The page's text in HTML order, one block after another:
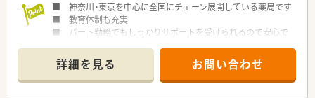
■ 神奈川・東京を中心に全国にチェーン展開している薬局です
■ 教育体制も充実
■ パート勤務でもしっかりサポートを受けられるので安心で
詳細を見る お問い合わせ